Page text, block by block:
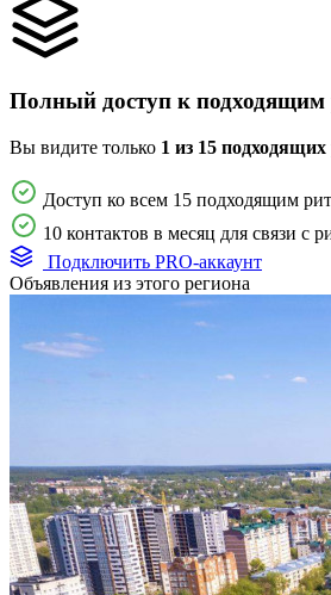
Полный доступ к подходящим
Вы видите только 1 из 15
Доступ ко всем 15 подходящим
10 контактов в месяц для связи с
Подключить PRO-аккаунт
Объявления из этого региона